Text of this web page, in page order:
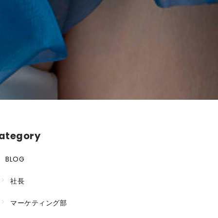
BLOG
社長
マーケティング部